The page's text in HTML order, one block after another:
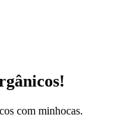
com minhocas.